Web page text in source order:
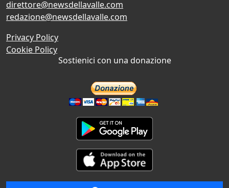
direttore@newsdellavalle.com
redazione@newsdellavalle.com
Privacy Policy
Cookie Policy
Sostienici con una donazione